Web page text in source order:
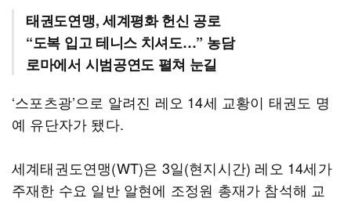
태권도연맹, 세계평화 헌신 공로
“도복 입고 테니스 치셔도…” 농담
로마에서 시범공연도 펼쳐 눈길
‘스포츠광’으로 알려진 레오 14세 교황이 태권도 명
예 유단자가 됐다.
세계태권도연맹(WT)은 3일(현지시간) 레오 14세가
주재한 수요 일반 알현에 조정원 총재가 참석해 교